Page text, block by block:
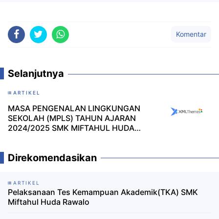
Komentar
Selanjutnya
ARTIKEL
MASA PENGENALAN LINGKUNGAN
SEKOLAH (MPLS) TAHUN AJARAN
2024/2025 SMK MIFTAHUL HUDA
Direkomendasikan
ARTIKEL
Pelaksanaan Tes Kemampuan Akademik(TKA) SMK
Miftahul Huda Rawalo